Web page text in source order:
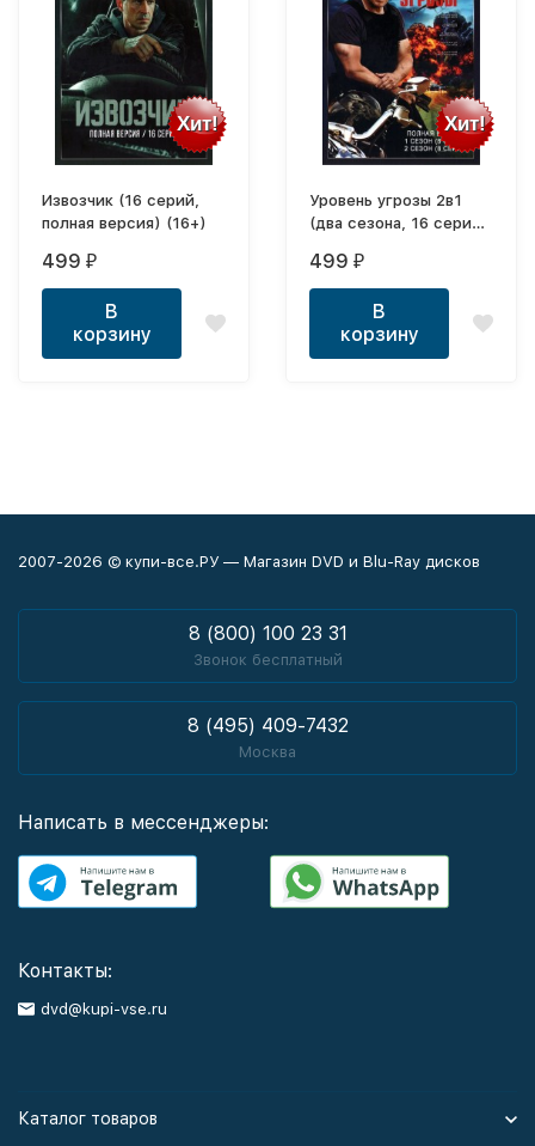
Хит!
Извозчик (16 серий,
полная версия) (16+)
499 ₽
В
корзину
Хит!
Уровень угрозы 2в1
(два сезона, 16 серий,
499 ₽
В
корзину
2007-2026 © купи-все.РУ — Магазин DVD и Blu-Ray дисков
8 (800) 100 23 31
Звонок бесплатный
8 (495) 409-7432
Москва
Написать в мессенджеры:
Контакты:
dvd@kupi-vse.ru
Каталог товаров